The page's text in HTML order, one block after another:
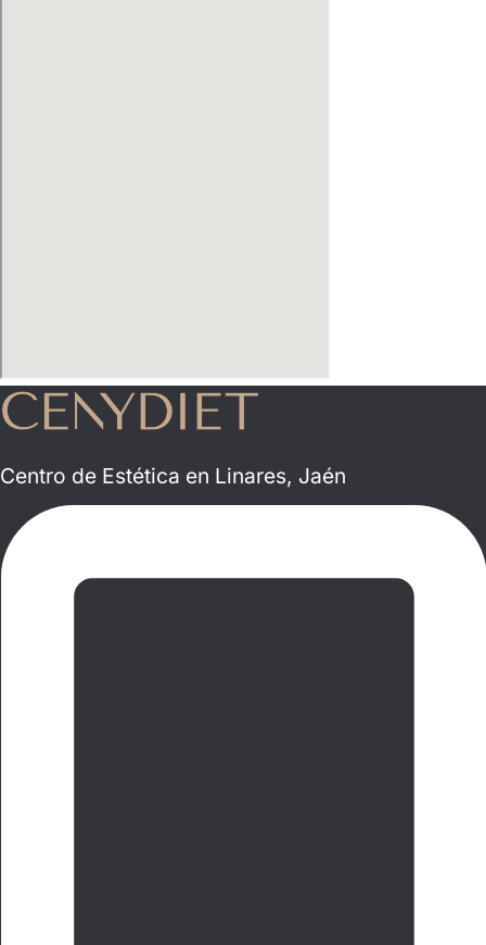
Centro de Estética en Linares, Jaén